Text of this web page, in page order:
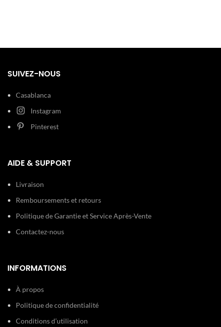
peur de la couleur.
SUIVEZ-NOUS
Casablanca
Instagram
Pinterest
AIDE & SUPPORT
Livraison
Remboursements et retours
Politique de Garantie et Service Après-Vente
Contactez-nous
INFORMATIONS
À propos
Politique de confidentialité
Conditions d’utilisation